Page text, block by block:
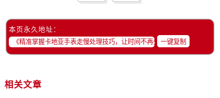
本页永久地址：
一键复制
相关文章